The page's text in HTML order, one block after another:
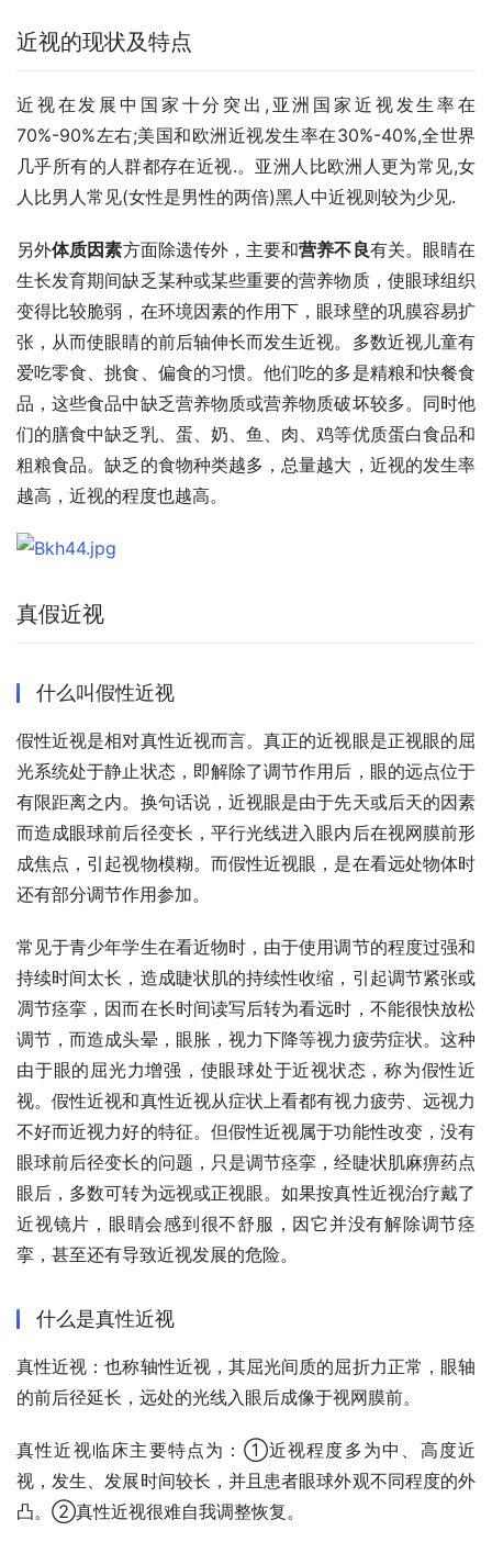
近视的现状及特点
近视在发展中国家十分突出,亚洲国家近视发生率在
70%-90%左右;美国和欧洲近视发生率在30%-40%,全世界
几乎所有的人群都存在近视.。亚洲人比欧洲人更为常见,女
人比男人常见(女性是男性的两倍)黑人中近视则较为少见.
另外体质因素方面除遗传外，主要和营养不良有关。眼睛在
生长发育期间缺乏某种或某些重要的营养物质，使眼球组织
变得比较脆弱，在环境因素的作用下，眼球壁的巩膜容易扩
张，从而使眼睛的前后轴伸长而发生近视。多数近视儿童有
爱吃零食、挑食、偏食的习惯。他们吃的多是精粮和快餐食
品，这些食品中缺乏营养物质或营养物质破坏较多。同时他
们的膳食中缺乏乳、蛋、奶、鱼、肉、鸡等优质蛋白食品和
粗粮食品。缺乏的食物种类越多，总量越大，近视的发生率
越高，近视的程度也越高。
真假近视
什么叫假性近视
假性近视是相对真性近视而言。真正的近视眼是正视眼的屈
光系统处于静止状态，即解除了调节作用后，眼的远点位于
有限距离之内。换句话说，近视眼是由于先天或后天的因素
而造成眼球前后径变长，平行光线进入眼内后在视网膜前形
成焦点，引起视物模糊。而假性近视眼，是在看远处物体时
还有部分调节作用参加。
常见于青少年学生在看近物时，由于使用调节的程度过强和
持续时间太长，造成睫状肌的持续性收缩，引起调节紧张或
凋节痉挛，因而在长时间读写后转为看远时，不能很快放松
调节，而造成头晕，眼胀，视力下降等视力疲劳症状。这种
由于眼的屈光力增强，使眼球处于近视状态，称为假性近
视。假性近视和真性近视从症状上看都有视力疲劳、远视力
不好而近视力好的特征。但假性近视属于功能性改变，没有
眼球前后径变长的问题，只是调节痉挛，经睫状肌麻痹药点
眼后，多数可转为远视或正视眼。如果按真性近视治疗戴了
近视镜片，眼睛会感到很不舒服，因它并没有解除调节痉
挛，甚至还有导致近视发展的危险。
什么是真性近视
真性近视：也称轴性近视，其屈光间质的屈折力正常，眼轴
的前后径延长，远处的光线入眼后成像于视网膜前。
真性近视临床主要特点为：①近视程度多为中、高度近
视，发生、发展时间较长，并且患者眼球外观不同程度的外
凸。②真性近视很难自我调整恢复。